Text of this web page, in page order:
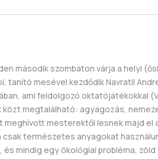
második szombaton várja a helyi
mesével kezdődik Navratil
ami feldolgozó oktatójátékokkal
megtalálható: agyagozás,
mesterektől lesnek majd el
természetes anyagokat
mindig egy ökológiai probléma,